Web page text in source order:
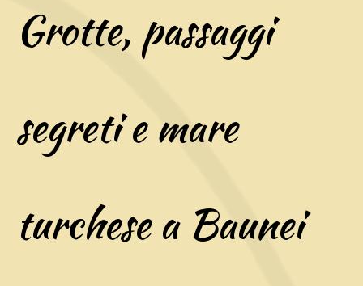
Grotte, passaggi
segreti e mare
turchese a Baunei